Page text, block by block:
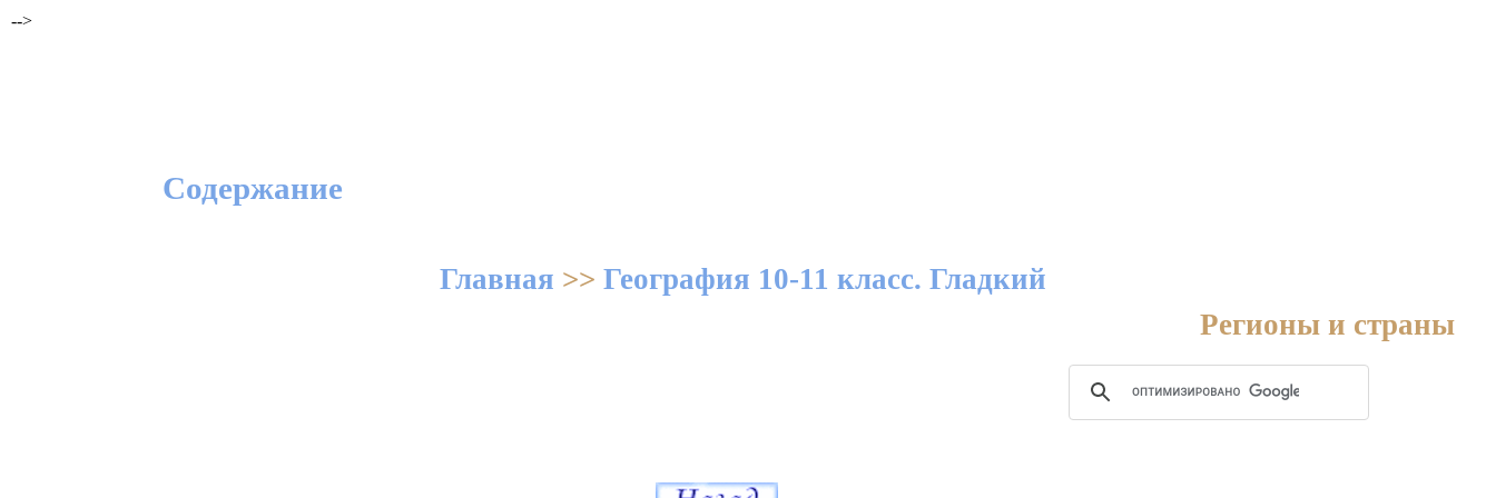
-->
Содержание
Главная >> География 10-11 класс. Гладкий
Регионы и страны